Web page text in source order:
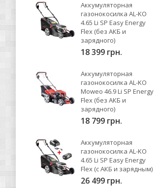
Аккумуляторная
газонокосилка AL-KO
4.65 Li SP Easy Energy
Flex (без АКБ и
зарядного)
18 399 грн.
Аккумуляторная
газонокосилка AL-KO
Moweo 46.9 Li SP Energy
Flex (без АКБ и
зарядного)
18 799 грн.
Аккумуляторная
газонокосилка AL-KO
4.65 Li SP Easy Energy
Flex (с АКБ и зарядным)
26 499 грн.